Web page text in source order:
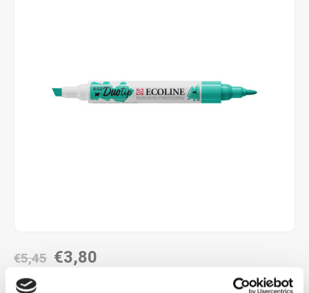
€5,45 €3,80
DIRECT LEVERBAAR